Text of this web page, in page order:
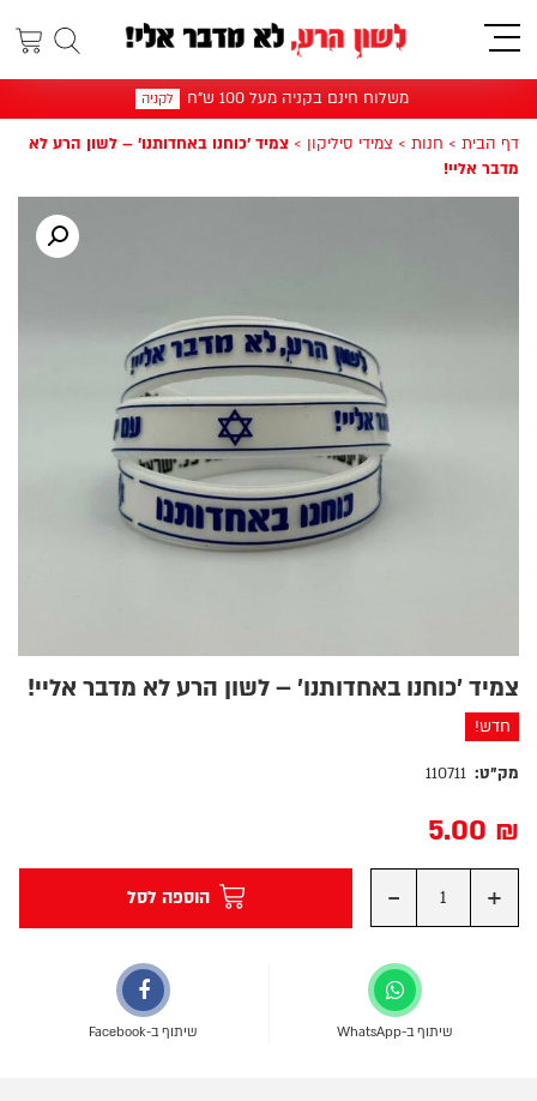
תפריט
משלוח חינם בקניה מעל 100 ש"ח לקניה
דף הבית > חנות > צמידי סיליקון > צמיד 'כוחנו באחדותנו' – לשון הרע לא
מדבר אליי!
צמיד 'כוחנו באחדותנו' – לשון הרע לא מדבר אליי!
חדש!
מק"ט: 110711
5.00 ₪
+
- הוספה לסל
שיתוף ב-WhatsApp שיתוף ב-Facebook